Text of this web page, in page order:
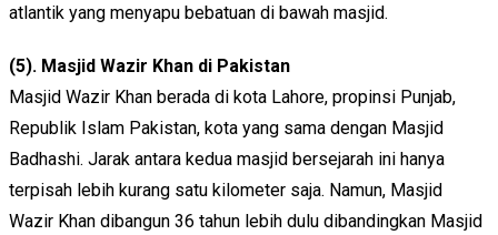
atlantik yang menyapu bebatuan di bawah masjid.
(5). Masjid Wazir Khan di Pakistan
Masjid Wazir Khan berada di kota Lahore, propinsi Punjab,
Republik Islam Pakistan, kota yang sama dengan Masjid
Badhashi. Jarak antara kedua masjid bersejarah ini hanya
terpisah lebih kurang satu kilometer saja. Namun, Masjid
Wazir Khan dibangun 36 tahun lebih dulu dibandingkan Masjid